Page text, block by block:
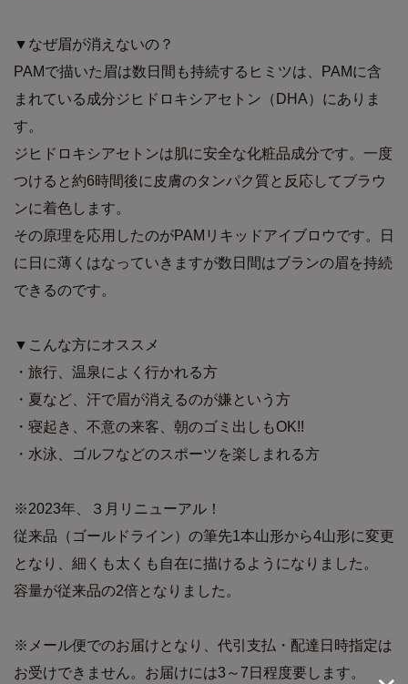
▼なぜ眉が消えないの？
PAMで描いた眉は数日間も持続するヒミツは、PAMに含
まれている成分ジヒドロキシアセトン（DHA）にありま
す。
ジヒドロキシアセトンは肌に安全な化粧品成分です。一度
つけると約6時間後に皮膚のタンパク質と反応してブラウ
ンに着色します。
その原理を応用したのがPAMリキッドアイブロウです。日
に日に薄くはなっていきますが数日間はブランの眉を持続
できるのです。
▼こんな方にオススメ
・旅行、温泉によく行かれる方
・夏など、汗で眉が消えるのが嫌という方
・寝起き、不意の来客、朝のゴミ出しもOK!!
・水泳、ゴルフなどのスポーツを楽しまれる方
※2023年、３月リニューアル！
従来品（ゴールドライン）の筆先1本山形から4山形に変更
となり、細くも太くも自在に描けるようになりました。
容量が従来品の2倍となりました。
※メール便でのお届けとなり、代引支払・配達日時指定は
お受けできません。お届けには3～7日程度要します。